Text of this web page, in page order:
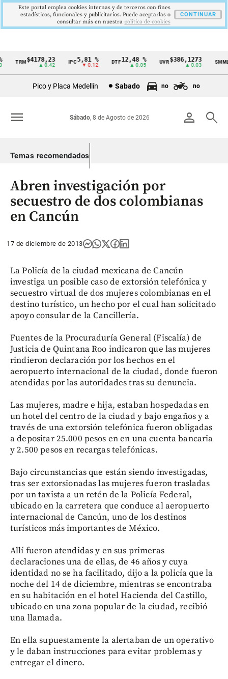
Cintillo
Colombia
TRM$4178,23
▲ 0.42
5,81 %
▼ 0.12
DTF12,48 %
▲ 0.05
UVR$386,1273
▲ 0.03
SMMLV
Pico y Placa Medellín Sabado no no
person search
Sábado, 8 de Agosto de 2026
menu
Temas recomendados
Abren investigación por
secuestro de dos colombianas
en Cancún
17 de diciembre de 2013
La Policía de la ciudad mexicana de Cancún
investiga un posible caso de extorsión telefónica y
secuestro virtual de dos mujeres colombianas en el
destino turístico, un hecho por el cual han solicitado
apoyo consular de la Cancillería.
Fuentes de la Procuraduría General (Fiscalía) de
Justicia de Quintana Roo indicaron que las mujeres
rindieron declaración por los hechos en el
aeropuerto internacional de la ciudad, donde fueron
atendidas por las autoridades tras su denuncia.
Las mujeres, madre e hija, estaban hospedadas en
un hotel del centro de la ciudad y bajo engaños y a
través de una extorsión telefónica fueron obligadas
a depositar 25.000 pesos en en una cuenta bancaria
y 2.500 pesos en recargas telefónicas.
Bajo circunstancias que están siendo investigadas,
tras ser extorsionadas las mujeres fueron trasladas
por un taxista a un retén de la Policía Federal,
ubicado en la carretera que conduce al aeropuerto
internacional de Cancún, uno de los destinos
turísticos más importantes de México.
Allí fueron atendidas y en sus primeras
declaraciones una de ellas, de 46 años y cuya
identidad no se ha facilitado, dijo a la policía que la
noche del 14 de diciembre, mientras se encontraba
en su habitación en el hotel Hacienda del Castillo,
ubicado en una zona popular de la ciudad, recibió
una llamada.
En ella supuestamente la alertaban de un operativo
y le daban instrucciones para evitar problemas y
entregar el dinero.
Este portal emplea cookies internas y de terceros con fines
estadísticos, funcionales y publicitarios. Puede aceptarlas o
consultar más en nuestra politica de cookies
CONTINUAR